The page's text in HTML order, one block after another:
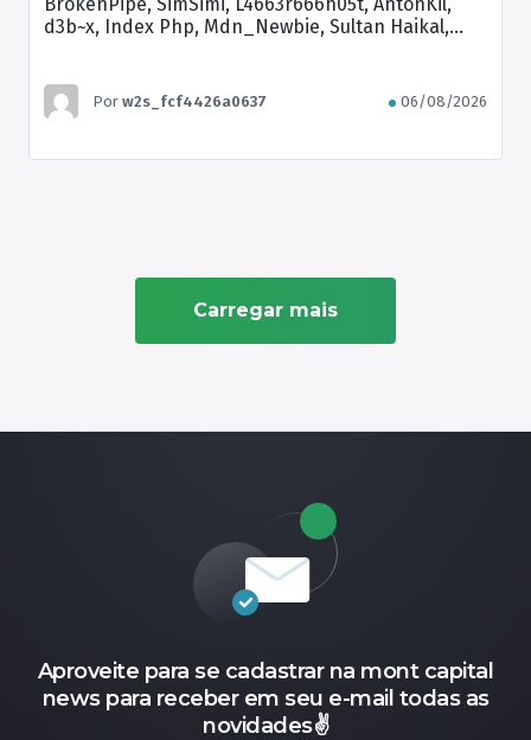
d3b~x, Index Php, Mdn_Newbie, Sultan Haikal,
Por w2s_fcf4426a0637 06/08/2026
Carregar mais
Aproveite para se cadastrar na mont capital
news para receber em seu e-mail todas as
novidades✌️